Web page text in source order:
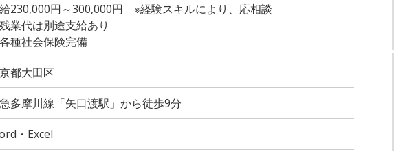
230,000円～300,000円 ※経験スキルにより、応相談
業代は別途支給あり
種社会保険完備
都大田区
多摩川線「矢口渡駅」から徒歩9分
・Excel